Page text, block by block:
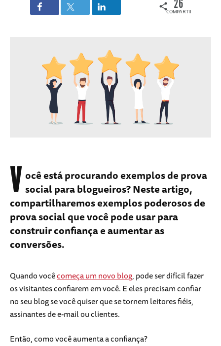
COMPARTILHAMENTOS
26
V ocê está procurando exemplos de prova
social para blogueiros? Neste artigo,
compartilharemos exemplos poderosos de
prova social que você pode usar para
construir confiança e aumentar as
conversões.
Quando vocêcomeça um novo blog, pode ser difícil fazer
os visitantes confiarem em você. E eles precisam confiar
no seu blog se você quiser que se tornem leitores fiéis,
assinantes de e-mail ou clientes.
Então, como você aumenta a confiança?